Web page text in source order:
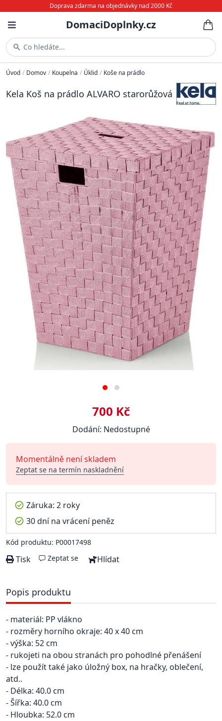
Doprava zdarma na objednávky nad 2000 Kč
DomaciDoplnky.cz
Co hledáte...
Úvod / Domov / Koupelna / Úklid / Koše na prádlo
Kela Koš na prádlo ALVARO starorůžová
700 Kč
Dodání: Nedostupné
Momentálně není skladem
Zeptat se na termín naskladnění
Záruka: 2 roky
30 dní na vrácení peněz
Kód produktu: P00017498
Tisk Zeptat se Hlídat
Popis produktu
- materiál: PP vlákno
- rozměry horního okraje: 40 x 40 cm
- výška: 52 cm
- rukojeti na obou stranách pro pohodlné přenášení
- lze použít také jako úložný box, na hračky, oblečení,
atd..
- Délka: 40.0 cm
- Šířka: 40.0 cm
- Hloubka: 52.0 cm